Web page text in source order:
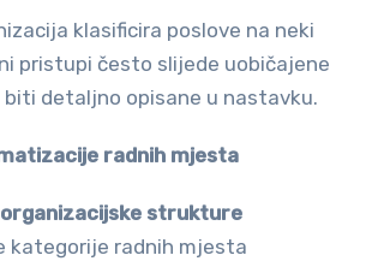
klasificira poslove na neki
pristupi često slijede uobičajene
detaljno opisane u nastavku.
radnih mjesta
organizacijske strukture
kategorije radnih mjesta